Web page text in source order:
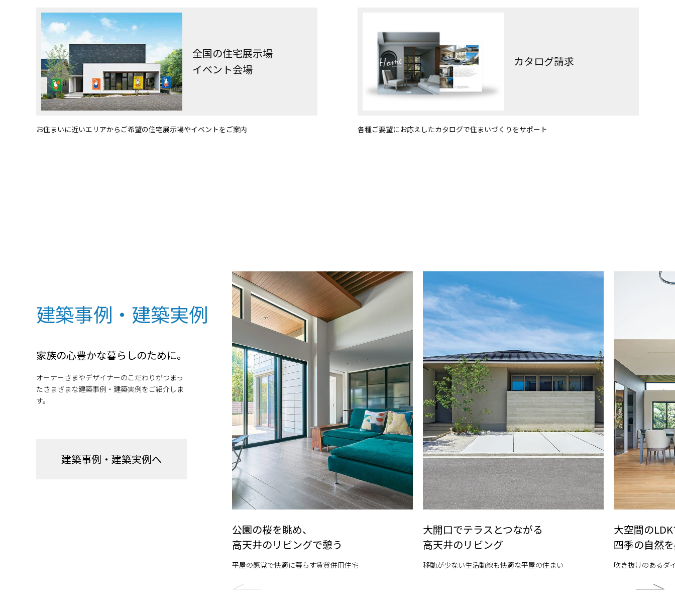
全国の住宅展示場
イベント会場
お住まいに近いエリアからご希望の住宅展示場やイベントをご案内
カタログ請求
各種ご要望にお応えしたカタログで住まいづくりをサポート
建築事例・建築実例
家族の心豊かな暮らしのために。
オーナーさまやデザイナーのこだわりがつまっ
たさまざまな建築事例・建築実例をご紹介しま
す。
建築事例・建築実例へ
公園の桜を眺め、
高天井のリビングで憩う
平屋の感覚で快適に暮らす賃貸併用住宅
大開口でテラスとつながる
高天井のリビング
移動が少ない生活動線も快適な平屋の住まい
大空間の
四季の自然
吹き抜けのあるダ